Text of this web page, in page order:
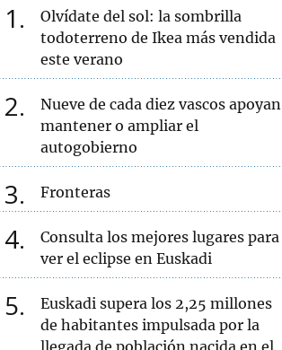
1
Olvídate del sol: la sombrilla
todoterreno de Ikea más vendida
este verano
2
Nueve de cada diez vascos apoyan
mantener o ampliar el
autogobierno
3 Fronteras
4
Consulta los mejores lugares para
ver el eclipse en Euskadi
5
Euskadi supera los 2,25 millones
de habitantes impulsada por la
llegada de población nacida en el